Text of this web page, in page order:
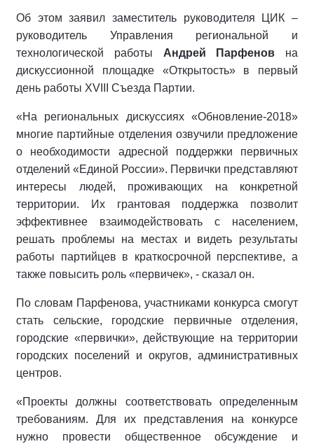
Об этом заявил заместитель руководителя ЦИК –
руководитель Управления региональной и
технологической работы Андрей Парфенов на
дискуссионной площадке «Открытость» в первый
день работы XVIII Съезда Партии.
«На региональных дискуссиях «Обновление-2018»
многие партийные отделения озвучили предложение
о необходимости адресной поддержки первичных
отделений «Единой России». Первички представляют
интересы людей, проживающих на конкретной
территории. Их грантовая поддержка позволит
эффективнее взаимодействовать с населением,
решать проблемы на местах и видеть результаты
работы партийцев в краткосрочной перспективе, а
также повысить роль «первичек», - сказал он.
По словам Парфенова, участниками конкурса смогут
стать сельские, городские первичные отделения,
городские «первички», действующие на территории
городских поселений и округов, административных
центров.
«Проекты должны соответствовать определенным
требованиям. Для их представления на конкурсе
нужно провести общественное обсуждение и